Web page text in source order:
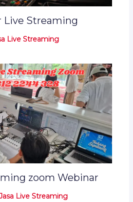
Live Streaming
Live Streaming
zoom Webinar
Live Streaming